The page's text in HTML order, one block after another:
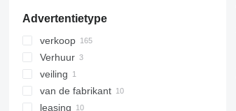
Advertentietype
verkoop
Verhuur
veiling
van de fabrikant
leasing